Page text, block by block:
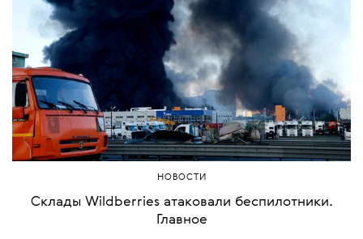
НОВОСТИ
Склады Wildberries атаковали беспилотники.
Главное